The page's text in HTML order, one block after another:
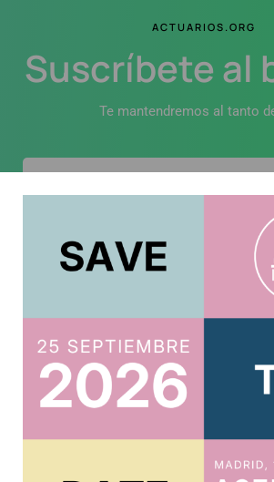
ACTUARIOS.ORG
Suscríbete al
Te mantendremos al tanto